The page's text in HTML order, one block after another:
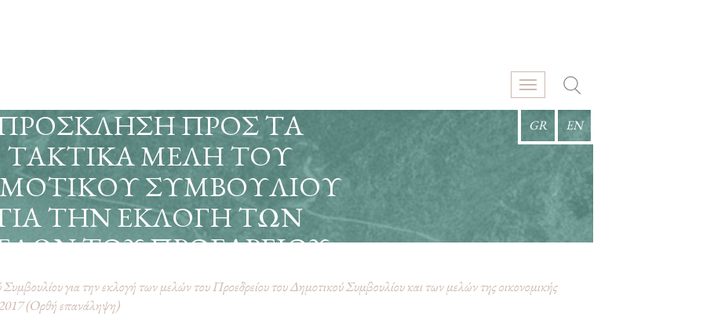
GR EN
ΠΡΟΣ ΤΑ
ΤΑΚΤΙΚΆ ΜΈΛΗ ΤΟΥ
ΣΥΜΒΟΥΛΊΟΥ
ΤΗΝ ΕΚΛΟΓΉ ΤΩΝ
ΤΟΥ ΠΡΟΕΔΡΕΊΟΥ
ΤΟΥ ΔΗΜΟΤΙΚΟΎ
ΚΑΙ ΤΩΝ
για την εκλογή των μελών του Προεδρείου του Δημοτικού Συμβουλίου και των μελών της οικονομικής
2017 (Ορθή επανάληψη)